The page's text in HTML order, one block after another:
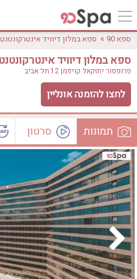
לפי אבזורים
אירוודה
ארוחה
בריכה מחוממת
בריכה חיצונית
ג'קוזי
ג'קוזי פרטי
חדר כושר
טווח מחירים
ספא 90 » ספא במלון דיוויד
ספא במלון דיוויד
פרופסור יחזקאל קויפמן 12 תל אביב
לחצו להזמנה אונליין
תמונות
המקום
סרטון